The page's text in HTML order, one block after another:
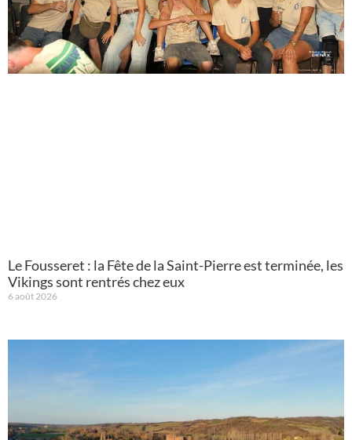
Le Fousseret : la Fête de la Saint-Pierre est terminée, les
Vikings sont rentrés chez eux
6 août 2026